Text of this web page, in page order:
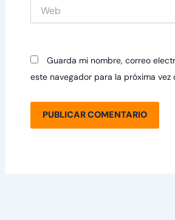
Guarda mi nombre, correo
este navegador para la próxima vez